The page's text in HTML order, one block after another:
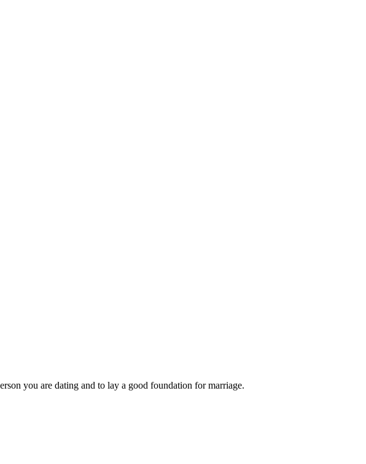
you are dating and to lay a good foundation for marriage.